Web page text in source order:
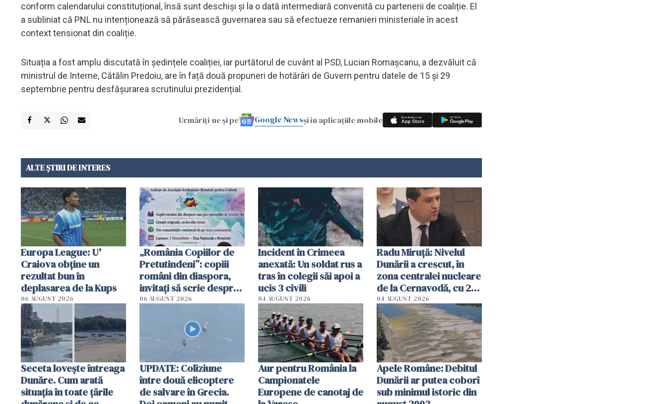
conform calendarului constituțional, însă sunt deschiși și la o dată intermediară convenită cu partenerii de coaliție. El
a subliniat că PNL nu intenționează să părăsească guvernarea sau să efectueze remanieri ministeriale în acest
context tensionat din coaliție.
Situația a fost amplu discutată în ședințele coaliției, iar purtătorul de cuvânt al PSD, Lucian Romașcanu, a dezvăluit că
ministrul de Interne, Cătălin Predoiu, are în față două propuneri de hotărâri de Guvern pentru datele de 15 și 29
septembrie pentru desfășurarea scrutinului prezidențial.
Urmăriți-ne și pe Google Newsși în aplicațiile mobile
ALTE ȘTIRI DE INTERES
Europa League: U'
Craiova obține un
rezultat bun în
deplasarea de la Kups
06 AUGUST 2026
„România Copiilor de
Pretutindeni”: copiii
români din diaspora,
invitați să scrie despre
România într-un volum
06 AUGUST 2026
Incident în Crimeea
anexată: Un soldat rus a
tras în colegii săi apoi a
ucis 3 civili
04 AUGUST 2026
Radu Miruţă: Nivelul
Dunării a crescut, în
zona centralei nucleare
de la Cernavodă, cu 2
cm faţă de ziua trecută
04 AUGUST 2026
Seceta lovește întreaga
Dunăre. Cum arată
situația în toate țările
UPDATE: Coliziune
între două elicoptere
de salvare în Grecia.
Aur pentru România la
Campionatele
Europene de canotaj de
Apele Române: Debitul
Dunării ar putea coborî
sub minimul istoric din